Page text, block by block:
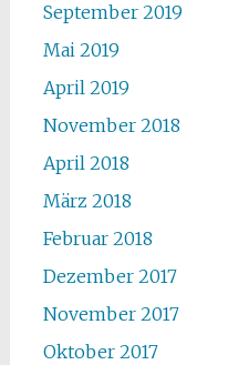
September 2019
Mai 2019
April 2019
November 2018
April 2018
März 2018
Februar 2018
Dezember 2017
November 2017
Oktober 2017